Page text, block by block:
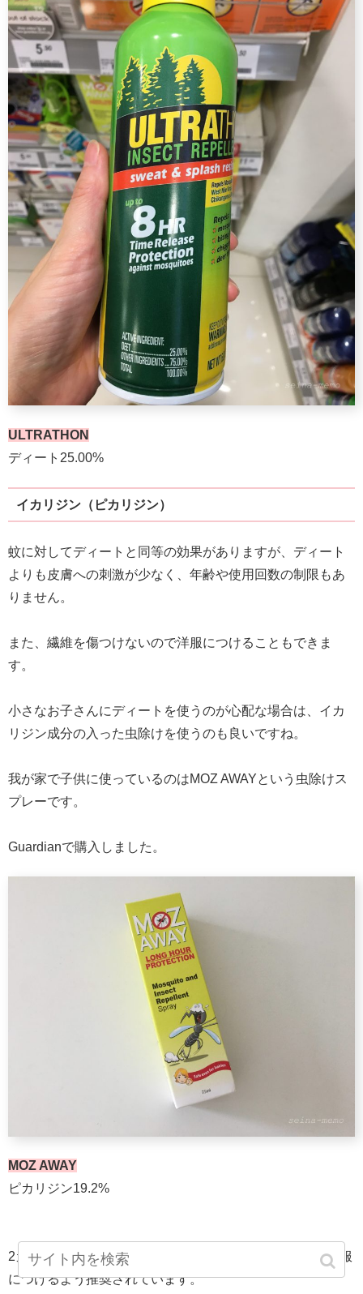
ULTRATHON
ディート25.00%
イカリジン（ピカリジン）
蚊に対してディートと同等の効果がありますが、ディート
よりも皮膚への刺激が少なく、年齢や使用回数の制限もあ
りません。
また、繊維を傷つけないので洋服につけることもできま
す。
小さなお子さんにディートを使うのが心配な場合は、イカ
リジン成分の入った虫除けを使うのも良いですね。
我が家で子供に使っているのはMOZ AWAYという虫除けス
プレーです。
Guardianで購入しました。
MOZ AWAY
ピカリジン19.2%
2カ月未満の赤ちゃんには直接肌につけるのではなく、洋服
につけるよう推奨されています。